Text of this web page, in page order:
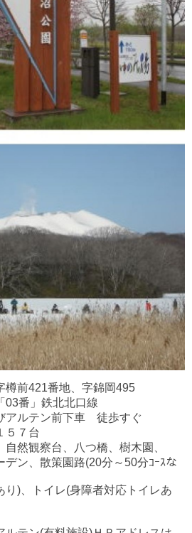
前421番地、字錦岡495
03番」鉄北北口線
ン前下車 徒歩すぐ
７台
然観察台、八つ橋、樹木園、
策園路(20分～50分ｺｰｽな
イレ(身障者対応トイレあ